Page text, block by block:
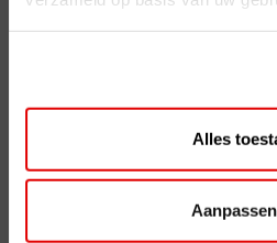
Alles
Aanpassen
Super Plus 98